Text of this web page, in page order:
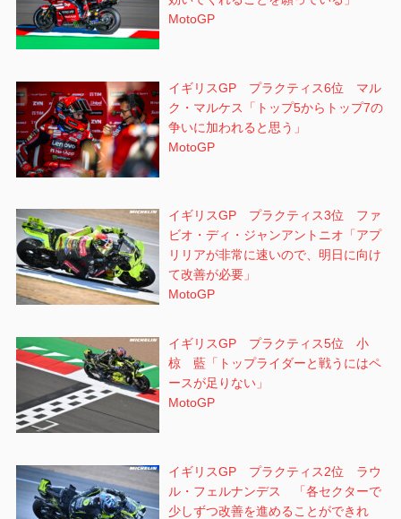
MotoGP
イギリスGP プラクティス6位 マル
ク・マルケス「トップ5からトップ7の
争いに加われると思う」
MotoGP
イギリスGP プラクティス3位 ファ
ビオ・ディ・ジャンアントニオ「アプ
リリアが非常に速いので、明日に向け
て改善が必要」
MotoGP
イギリスGP プラクティス5位 小
椋 藍「トップライダーと戦うにはペ
ースが足りない」
MotoGP
イギリスGP プラクティス2位 ラウ
ル・フェルナンデス 「各セクターで
少しずつ改善を進めることができれ